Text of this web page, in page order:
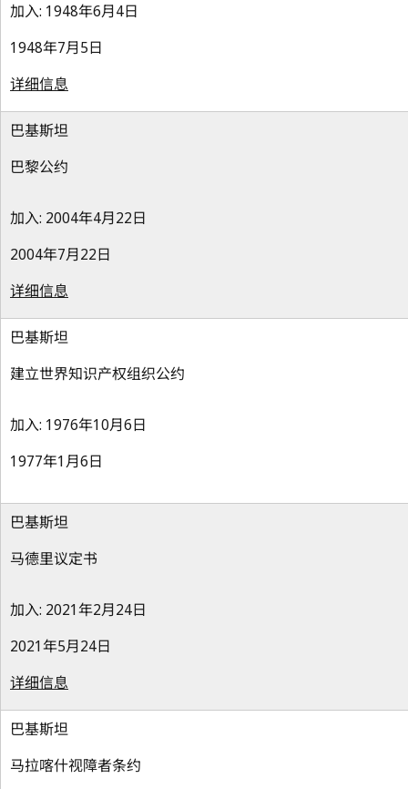
加入: 1948年6月4日
1948年7月5日
详细信息
巴基斯坦
巴黎公约
加入: 2004年4月22日
2004年7月22日
详细信息
巴基斯坦
建立世界知识产权组织公约
加入: 1976年10月6日
1977年1月6日
巴基斯坦
马德里议定书
加入: 2021年2月24日
2021年5月24日
详细信息
巴基斯坦
马拉喀什视障者条约